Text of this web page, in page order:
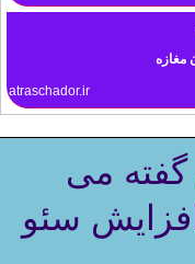
مغازه
atraschador.ir
می
سئو